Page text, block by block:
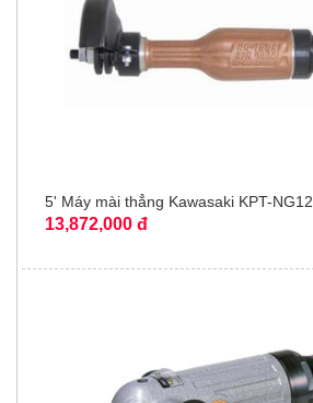
5' Máy mài thẳng Kawasaki KPT-
13,872,000 đ